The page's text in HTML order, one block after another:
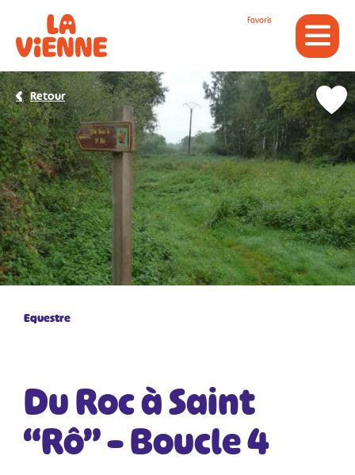
Favoris
Equestre
Du Roc à Saint
“Rô” – Boucle 4
Retour